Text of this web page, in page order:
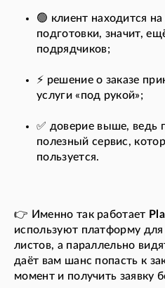
🟢 клиент находится
подготовки, значит,
подрядчиков;
⚡ решение о заказе
услуги «под рукой»;
✅ доверие выше, ведь
полезный сервис,
пользуется.
👉 Именно так работает
используют платформу
листов, а параллельно
даёт вам шанс попасть к
момент и получить заявку